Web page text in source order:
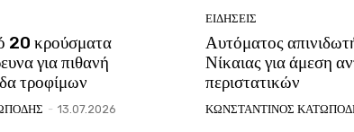
20 κρούσματα
για πιθανή
τροφίμων
- 13.07.2026
ΕΙΔΗΣΕΙΣ
Αυτόματος
Νίκαιας για άμεση
περιστατικών
ΚΩΝΣΤΑΝΤΙΝΟΣ